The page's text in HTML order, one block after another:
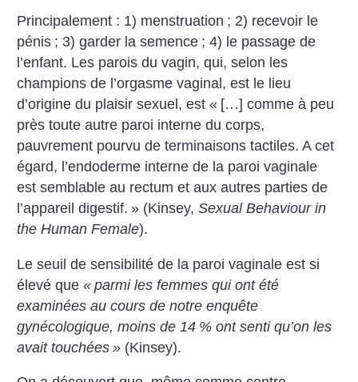
Principalement : 1) menstruation ; 2) recevoir le
pénis ; 3) garder la semence ; 4) le passage de
l’enfant. Les parois du vagin, qui, selon les
champions de l’orgasme vaginal, est le lieu
d’origine du plaisir sexuel, est « […] comme à peu
près toute autre paroi interne du corps,
pauvrement pourvu de terminaisons tactiles. A cet
égard, l’endoderme interne de la paroi vaginale
est semblable au rectum et aux autres parties de
l’appareil digestif. » (Kinsey,Sexual Behaviour in
the Human Female).
Le seuil de sensibilité de la paroi vaginale est si
élevé que« parmi les femmes qui ont été
examinées au cours de notre enquête
gynécologique, moins de 14 % ont senti qu’on les
avait touchées » (Kinsey).